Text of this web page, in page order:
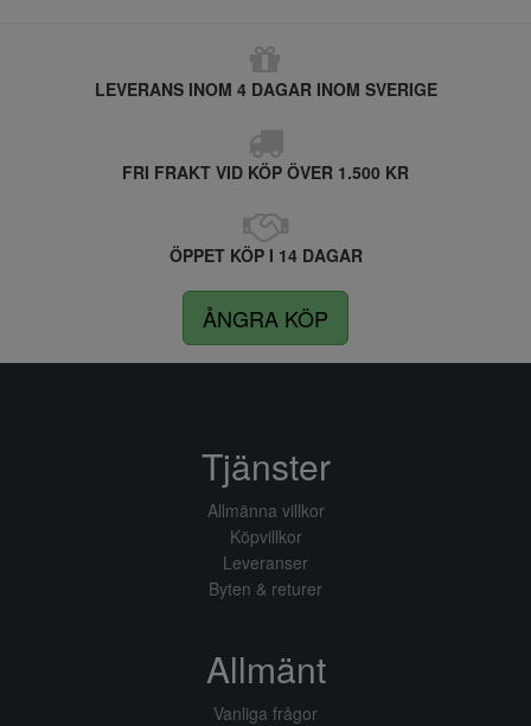
LEVERANS INOM 4 DAGAR INOM SVERIGE
FRI FRAKT VID KÖP ÖVER 1.500 KR
ÖPPET KÖP I 14 DAGAR
ÅNGRA KÖP
Tjänster
Allmänna villkor
Köpvillkor
Leveranser
Byten & returer
Allmänt
Vanliga frågor